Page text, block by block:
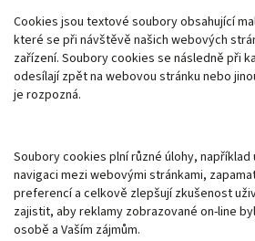
Cookies jsou textové soubory obsahující
které se při návštěvě našich webových
zařízení. Soubory cookies se následně při
odesílají zpět na webovou stránku nebo
je rozpozná.
Soubory cookies plní různé úlohy,
navigaci mezi webovými stránkami,
preferencí a celkově zlepšují zkušenost
zajistit, aby reklamy zobrazované on-line
osobě a Vaším zájmům.